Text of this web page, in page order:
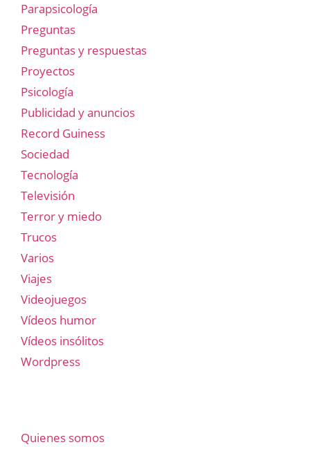
Parapsicología
Preguntas
Preguntas y respuestas
Proyectos
Psicología
Publicidad y anuncios
Record Guiness
Sociedad
Tecnología
Televisión
Terror y miedo
Trucos
Varios
Viajes
Videojuegos
Vídeos humor
Vídeos insólitos
Wordpress
Quienes somos